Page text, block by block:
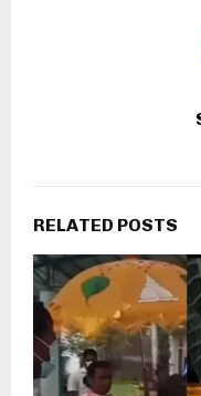
RELATED POSTS